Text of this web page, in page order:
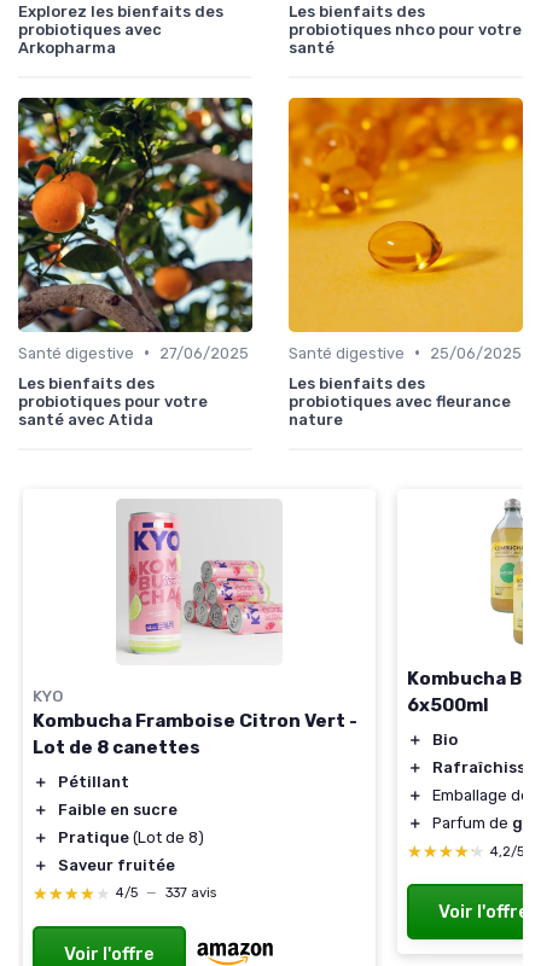
Explorez les bienfaits des
probiotiques avec
Arkopharma
Les bienfaits des
probiotiques nhco pour votre
santé
Santé digestive •
27/06/2025
Les bienfaits des
probiotiques pour votre
santé avec Atida
Santé digestive •
25/06/2025
Les bienfaits des
probiotiques avec fleurance
nature
KYO
Kombucha Framboise Citron Vert -
Lot de 8 canettes
＋
Pétillant
＋
Faible en sucre
＋
Pratique (Lot de 8)
＋
Saveur fruitée
★★★★★
★★★★★ 4/5 — 337 avis
Voir l'offre
Kombucha
6x500ml
＋
Bio
＋
＋
Emballage de
＋
Parfum de
★★★★★
★★★★★ 4,2/5
Voir l'offre